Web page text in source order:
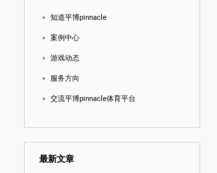
知道平博pinnacle
案例中心
游戏动态
服务方向
交流平博pinnacle体育平台
最新文章